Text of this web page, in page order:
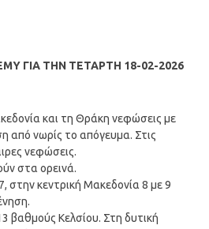
ΓΙΑ ΤΗΝ ΤΕΤΑΡΤΗ 18-02-2026
και τη Θράκη νεφώσεις με
από νωρίς το απόγευμα. Στις
νεφώσεις.
στα ορεινά.
στην κεντρική Μακεδονία 8 με 9
βαθμούς Κελσίου. Στη δυτική